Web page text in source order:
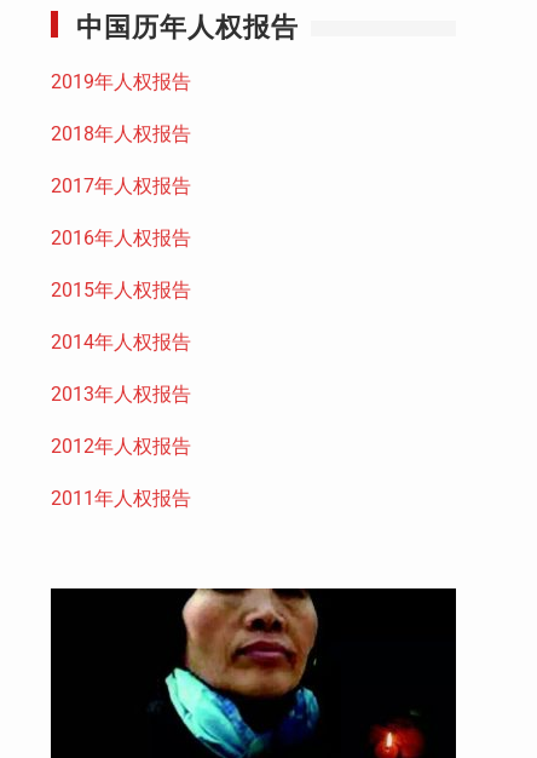
中国历年人权报告
2019年人权报告
2018年人权报告
2017年人权报告
2016年人权报告
2015年人权报告
2014年人权报告
2013年人权报告
2012年人权报告
2011年人权报告